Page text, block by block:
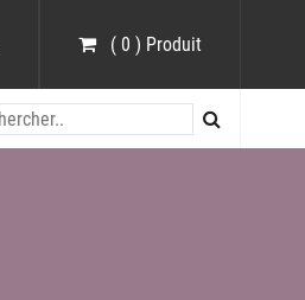
( 0 ) Produit